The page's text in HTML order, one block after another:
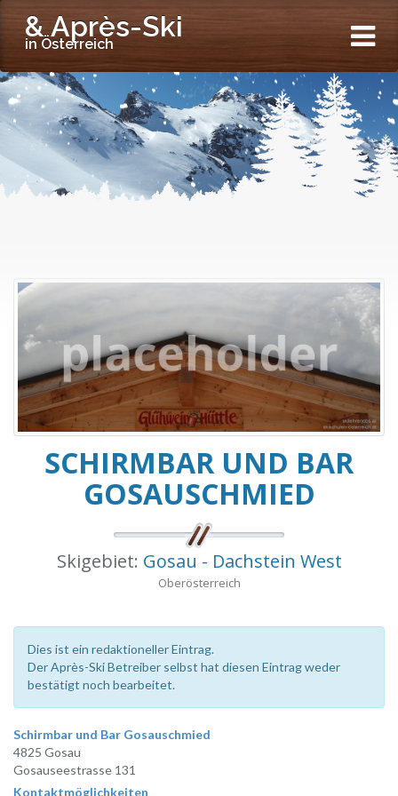
& Après-Ski
in Österreich
SCHIRMBAR UND BAR
GOSAUSCHMIED
Skigebiet: Gosau - Dachstein West
Oberösterreich
Dies ist ein redaktioneller Eintrag.
Der Après-Ski Betreiber selbst hat diesen Eintrag weder
bestätigt noch bearbeitet.
Schirmbar und Bar Gosauschmied
4825 Gosau
Gosauseestrasse 131
Kontaktmöglichkeiten